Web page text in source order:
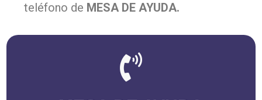
teléfono de MESA DE AYUDA.